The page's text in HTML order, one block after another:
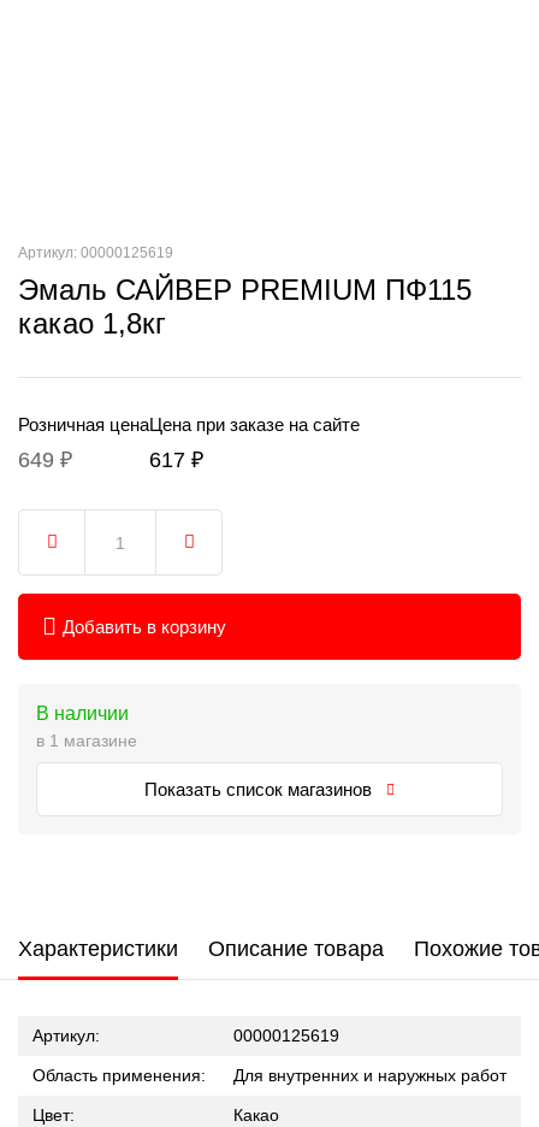
Артикул: 00000125619
Эмаль САЙВЕР PREMIUM ПФ115
какао 1,8кг
Розничная цена
649 ₽
Цена при заказе на сайте
617 ₽
Добавить в корзину
В наличии
в 1 магазине
Показать список магазинов
Характеристики Описание товара Похожие
Артикул: 00000125619
Область применения: Для внутренних и наружных работ
Цвет: Какао